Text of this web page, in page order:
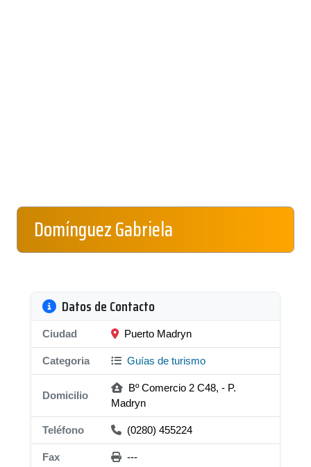
Domínguez Gabriela
Datos de Contacto
Ciudad Puerto Madryn
Categoria Guías de turismo
Domicilio
Bº Comercio 2 C48, - P.
Madryn
Teléfono (0280) 455224
Fax ---